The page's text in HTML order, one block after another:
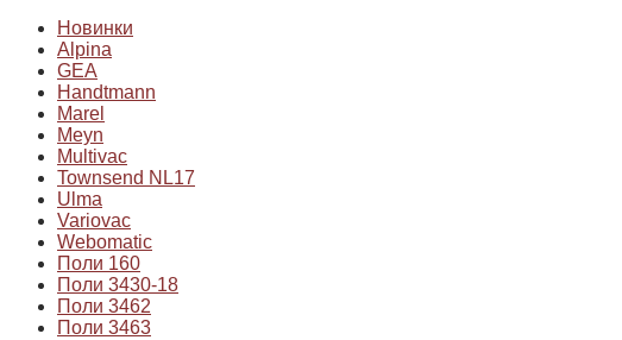
Новинки
Alpina
GEA
Handtmann
Marel
Meyn
Multivac
Townsend NL17
Ulma
Variovac
Webomatic
Поли 160
Поли 3430-18
Поли 3462
Поли 3463